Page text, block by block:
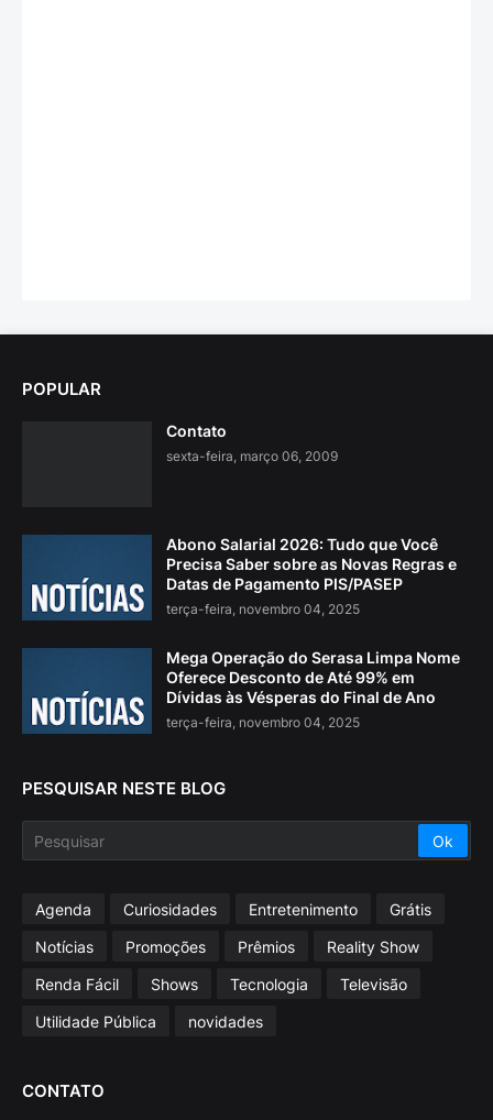
POPULAR
Contato
sexta-feira, março 06, 2009
Abono Salarial 2026: Tudo que Você
Precisa Saber sobre as Novas Regras e
Datas de Pagamento PIS/PASEP
terça-feira, novembro 04, 2025
Mega Operação do Serasa Limpa Nome
Oferece Desconto de Até 99% em
Dívidas às Vésperas do Final de Ano
terça-feira, novembro 04, 2025
PESQUISAR NESTE BLOG
Agenda Curiosidades Entretenimento
Grátis
Notícias
Promoções Prêmios
Reality Show
Renda Fácil
Shows Tecnologia
Televisão
Utilidade Pública
novidades
CONTATO